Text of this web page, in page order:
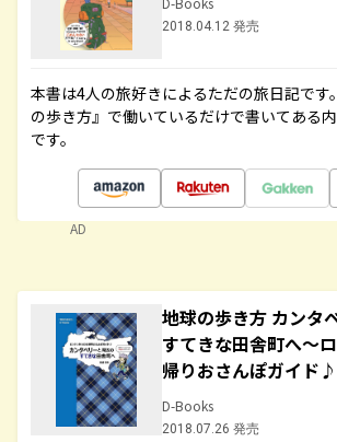
2018.04.12 発売
本書は4人の旅好きによるただの旅日記です
の歩き方』で働いているだけで書いてある
です。
AD
地球の歩き方 カンタ
すてきな田舎町へ～
帰りおさんぽガイド♪
D-Books
2018.07.26 発売